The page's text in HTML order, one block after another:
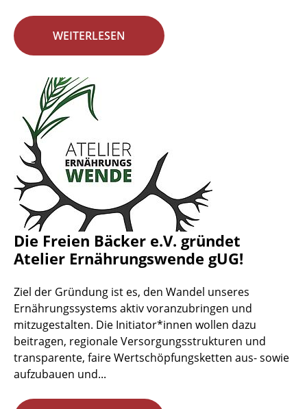
WEITERLESEN
Die Freien Bäcker e.V. gründet
Atelier Ernährungswende gUG!
Ziel der Gründung ist es, den Wandel unseres
Ernährungssystems aktiv voranzubringen und
mitzugestalten. Die Initiator*innen wollen dazu
beitragen, regionale Versorgungsstrukturen und
transparente, faire Wertschöpfungsketten aus- sowie
aufzubauen und...